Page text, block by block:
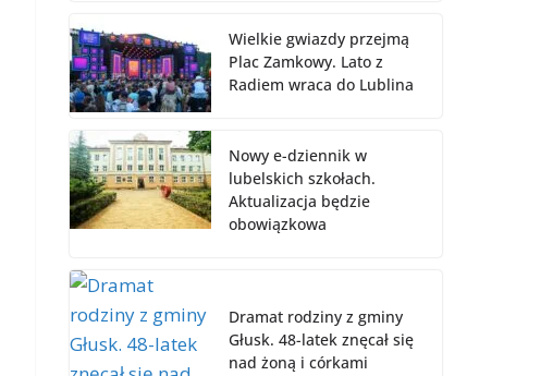
Wielkie gwiazdy przejmą
Plac Zamkowy. Lato z
Radiem wraca do Lublina
Nowy e-dziennik w
lubelskich szkołach.
Aktualizacja będzie
obowiązkowa
Dramat rodziny z gminy
Głusk. 48-latek znęcał się
nad żoną i córkami